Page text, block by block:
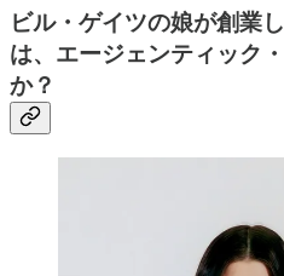
ビル・ゲイツの娘が創業
は、エージェンティック
か？